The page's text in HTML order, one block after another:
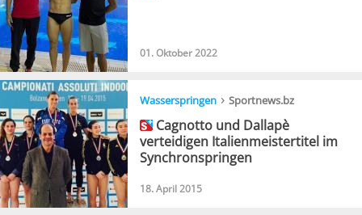
01. Oktober 2022
Wasserspringen › Sportnews.bz
Cagnotto und Dallapè
verteidigen Italienmeistertitel im
Synchronspringen
18. April 2015